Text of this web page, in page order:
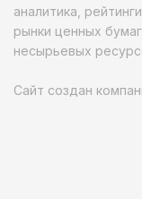
аналитика,
рынки ценных
несырьевых
Сайт создан